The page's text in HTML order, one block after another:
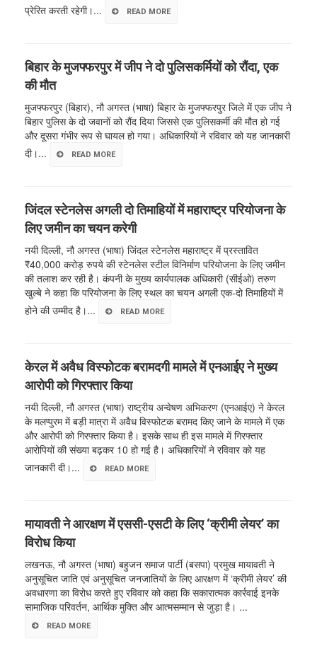
प्रेरित करती रहेगी।...
READ MORE
बिहार के मुजफ्फरपुर में जीप ने दो पुलिसकर्मियों को रौंदा, एक
की मौत
मुजफ्फरपुर (बिहार), नौ अगस्त (भाषा) बिहार के मुजफ्फरपुर जिले में एक जीप ने
बिहार पुलिस के दो जवानों को रौंद दिया जिससे एक पुलिसकर्मी की मौत हो गई
और दूसरा गंभीर रूप से घायल हो गया। अधिकारियों ने रविवार को यह जानकारी
दी।...
READ MORE
जिंदल स्टेनलेस अगली दो तिमाहियों में महाराष्ट्र परियोजना के
लिए जमीन का चयन करेगी
नयी दिल्ली, नौ अगस्त (भाषा) जिंदल स्टेनलेस महाराष्ट्र में प्रस्तावित
₹40,000 करोड़ रुपये की स्टेनलेस स्टील विनिर्माण परियोजना के लिए जमीन
की तलाश कर रही है। कंपनी के मुख्य कार्यपालक अधिकारी (सीईओ) तरुण
खुल्बे ने कहा कि परियोजना के लिए स्थल का चयन अगली एक-दो तिमाहियों में
होने की उम्मीद है।...
READ MORE
केरल में अवैध विस्फोटक बरामदगी मामले में एनआईए ने मुख्य
आरोपी को गिरफ्तार किया
नयी दिल्ली, नौ अगस्त (भाषा) राष्ट्रीय अन्वेषण अभिकरण (एनआईए) ने केरल
के मलप्पुरम में बड़ी मात्रा में अवैध विस्फोटक बरामद किए जाने के मामले में एक
और आरोपी को गिरफ्तार किया है। इसके साथ ही इस मामले में गिरफ्तार
आरोपियों की संख्या बढ़कर 10 हो गई है। अधिकारियों ने रविवार को यह
जानकारी दी।...
READ MORE
मायावती ने आरक्षण में एससी-एसटी के लिए ‘क्रीमी लेयर’ का
विरोध किया
लखनऊ, नौ अगस्त (भाषा) बहुजन समाज पार्टी (बसपा) प्रमुख मायावती ने
अनुसूचित जाति एवं अनुसूचित जनजातियों के लिए आरक्षण में ‘क्रीमी लेयर’ की
अवधारणा का विरोध करते हुए रविवार को कहा कि सकारात्मक कार्रवाई इनके
सामाजिक परिवर्तन, आर्थिक मुक्ति और आत्मसम्मान से जुड़ा है। ...
READ MORE